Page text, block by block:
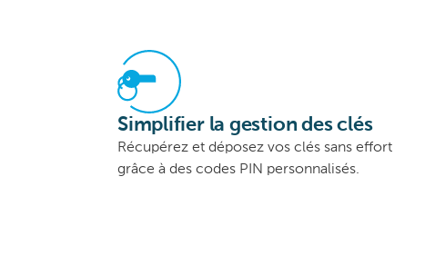
Simplifier la gestion des clés
Récupérez et déposez vos clés sans effort
grâce à des codes PIN personnalisés.